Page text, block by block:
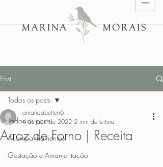
Post
Todos os posts
Acompanhamentos
Gestação e Amamentação
Todos os posts
Arroz de Forno | Receita
amandabutten6
4 de abr. de 2022 2 min de leitura